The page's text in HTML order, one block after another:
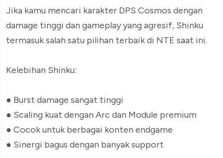
Jika kamu mencari karakter DPS Cosmos dengan
damage tinggi dan gameplay yang agresif, Shinku
termasuk salah satu pilihan terbaik di NTE saat ini.
Kelebihan Shinku:
● Burst damage sangat tinggi
● Scaling kuat dengan Arc dan Module premium
● Cocok untuk berbagai konten endgame
● Sinergi bagus dengan banyak support